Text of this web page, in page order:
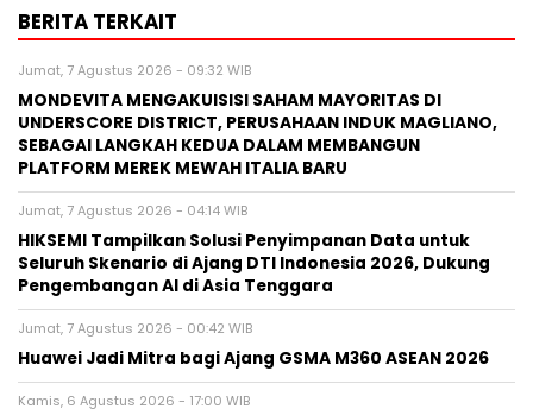
BERITA TERKAIT
Jumat, 7 Agustus 2026 - 09:32 WIB
MONDEVITA MENGAKUISISI SAHAM MAYORITAS DI
UNDERSCORE DISTRICT, PERUSAHAAN INDUK MAGLIANO,
SEBAGAI LANGKAH KEDUA DALAM MEMBANGUN
PLATFORM MEREK MEWAH ITALIA BARU
Jumat, 7 Agustus 2026 - 04:14 WIB
HIKSEMI Tampilkan Solusi Penyimpanan Data untuk
Seluruh Skenario di Ajang DTI Indonesia 2026, Dukung
Pengembangan AI di Asia Tenggara
Jumat, 7 Agustus 2026 - 00:42 WIB
Huawei Jadi Mitra bagi Ajang GSMA M360 ASEAN 2026
Kamis, 6 Agustus 2026 - 17:00 WIB